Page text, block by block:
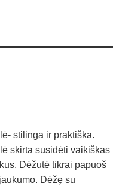
stilinga ir praktiška.
skirta susidėti vaikiškas
Dėžutė tikrai papuoš
Dėžę su